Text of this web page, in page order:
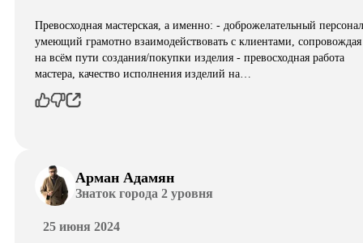
Превосходная мастерская, а именно: - доброжелательный
умеющий грамотно взаимодействовать с клиентами,
на всём пути создания/покупки изделия - превосходная работа
мастера, качество исполнения изделий на…
Арман Адамян
Знаток города 2 уровня
25 июня 2024